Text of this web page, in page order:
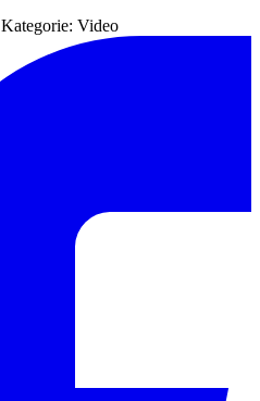
Kategorie: Video